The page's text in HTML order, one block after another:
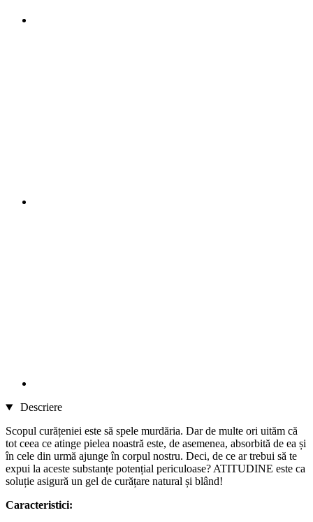
Descriere
Scopul curățeniei este să spele murdăria. Dar de multe ori uităm că
tot ceea ce atinge pielea noastră este, de asemenea, absorbită de ea și
în cele din urmă ajunge în corpul nostru. Deci, de ce ar trebui să te
expui la aceste substanțe potențial periculoase? ATITUDINE este ca
soluție asigură un gel de curățare natural și blând!
Caracteristici: